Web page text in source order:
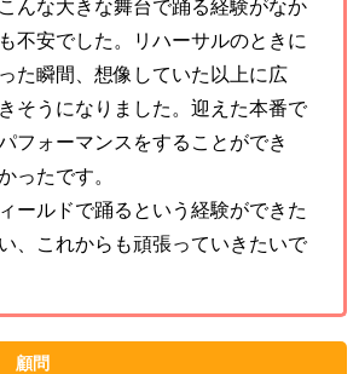
んな大きな舞台で踊る経験がなか
不安でした。リハーサルのときに
た瞬間、想像していた以上に広
そうになりました。迎えた本番で
フォーマンスをすることができ
ったです。
ールドで踊るという経験ができた
、これからも頑張っていきたいで
顧問